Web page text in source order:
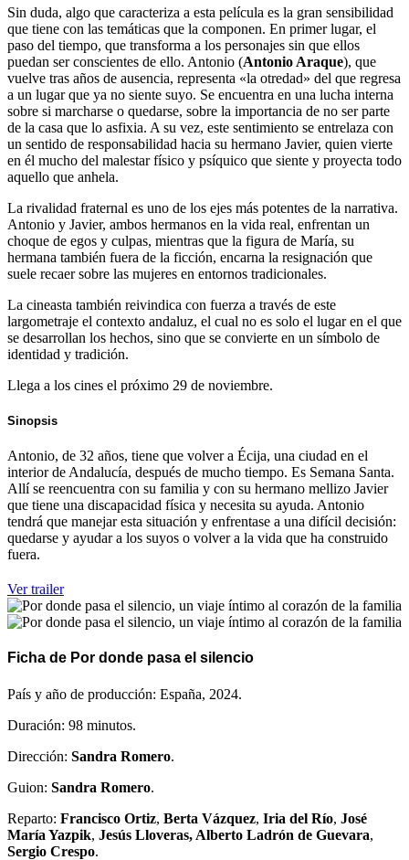
Sin duda, algo que caracteriza a esta película es la gran sensibilidad
que tiene con las temáticas que la componen. En primer lugar, el
paso del tiempo, que transforma a los personajes sin que ellos
puedan ser conscientes de ello. Antonio (Antonio Araque), que
vuelve tras años de ausencia, representa «la otredad» del que regresa
a un lugar que ya no siente suyo. Se encuentra en una lucha interna
sobre si marcharse o quedarse, sobre la importancia de no ser parte
de la casa que lo asfixia. A su vez, este sentimiento se entrelaza con
un sentido de responsabilidad hacia su hermano Javier, quien vierte
en él mucho del malestar físico y psíquico que siente y proyecta todo
aquello que anhela.
La rivalidad fraternal es uno de los ejes más potentes de la narrativa.
Antonio y Javier, ambos hermanos en la vida real, enfrentan un
choque de egos y culpas, mientras que la figura de María, su
hermana también fuera de la ficción, encarna la resignación que
suele recaer sobre las mujeres en entornos tradicionales.
La cineasta también reivindica con fuerza a través de este
largometraje el contexto andaluz, el cual no es solo el lugar en el que
se desarrollan los hechos, sino que se convierte en un símbolo de
identidad y tradición.
Llega a los cines el próximo 29 de noviembre.
Sinopsis
Antonio, de 32 años, tiene que volver a Écija, una ciudad en el
interior de Andalucía, después de mucho tiempo. Es Semana Santa.
Allí se reencuentra con su familia y con su hermano mellizo Javier
que tiene una discapacidad física y necesita su ayuda. Antonio
tendrá que manejar esta situación y enfrentase a una difícil decisión:
quedarse y ayudar a los suyos o volver a la vida que ha construido
fuera.
Ver trailer
Ficha de Por donde pasa el silencio
País y año de producción: España, 2024.
Duración: 98 minutos.
Dirección: Sandra Romero.
Guion: Sandra Romero.
Reparto: Francisco Ortiz, Berta Vázquez, Iria del Río, José
María Yazpik, Jesús Lloveras, Alberto Ladrón de Guevara,
Sergio Crespo.